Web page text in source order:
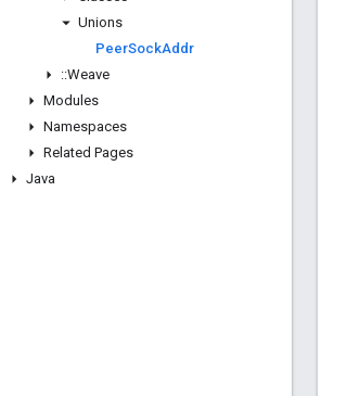
Unions
PeerSockAddr
::Weave
Modules
Namespaces
Related Pages
Java